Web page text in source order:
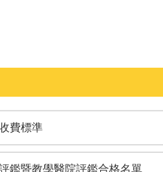
費標準
鑑暨教學醫院評鑑合格名單